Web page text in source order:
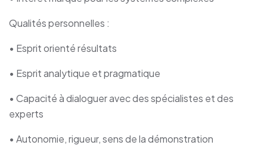
Qualités personnelles :
• Esprit orienté résultats
• Esprit analytique et pragmatique
• Capacité à dialoguer avec des spécialistes et des
experts
• Autonomie, rigueur, sens de la démonstration